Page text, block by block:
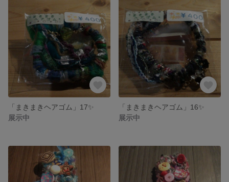
「まきまきヘアゴム」17✨
展示中
「まきまきヘアゴム」16✨
展示中